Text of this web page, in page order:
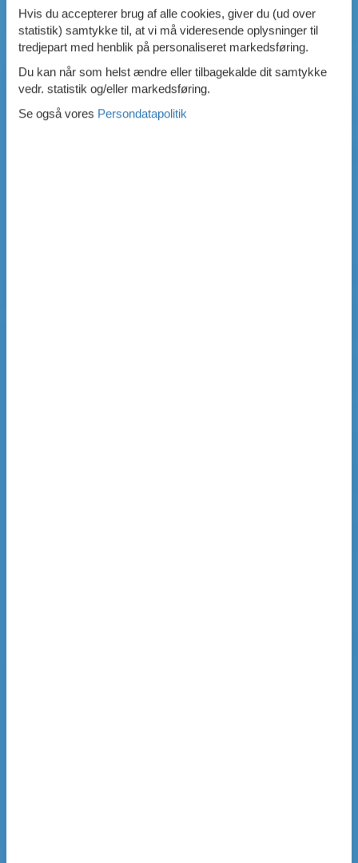
Hvis du accepterer brug af alle cookies, giver du (ud over
statistik) samtykke til, at vi må videresende oplysninger til
tredjepart med henblik på personaliseret markedsføring.
Du kan når som helst ændre eller tilbagekalde dit samtykke
vedr. statistik og/eller markedsføring.
Se også vores Persondatapolitik